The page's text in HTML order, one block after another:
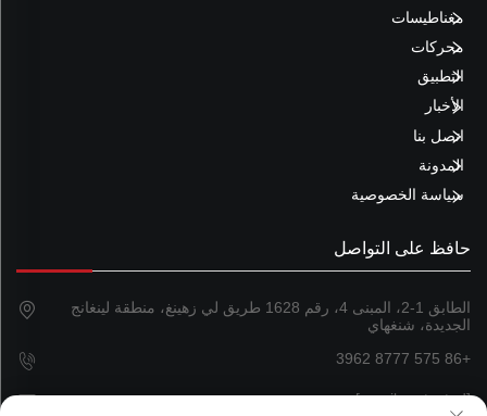
مغناطيسات
محركات
التطبيق
الأخبار
اتصل بنا
المدونة
سياسة الخصوصية
حافظ على التواصل
الطابق 1-2، المبنى 4، رقم 1628 طريق لي زهينغ، منطقة لينغانج
الجديدة، شنغهاي
+86 575 8777 3962
[email protected]